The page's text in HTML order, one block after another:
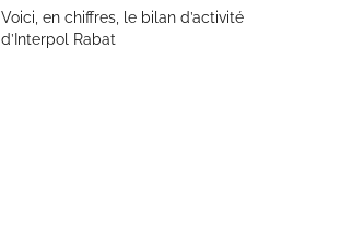
Voici, en chiffres, le bilan d’activité
d’Interpol Rabat